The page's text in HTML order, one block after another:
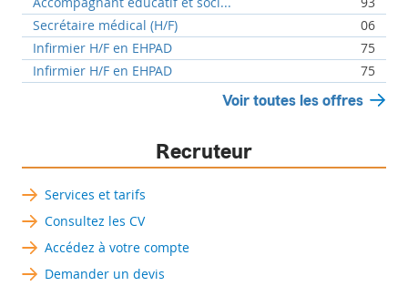
Secrétaire médical (H/F)
06
Infirmier H/F en EHPAD
75
Infirmier H/F en EHPAD
75
Voir toutes les offres
Recruteur
Services et tarifs
Consultez les CV
Accédez à votre compte
Demander un devis